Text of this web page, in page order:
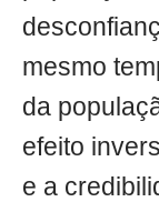
mesmo
da
efeito
e a